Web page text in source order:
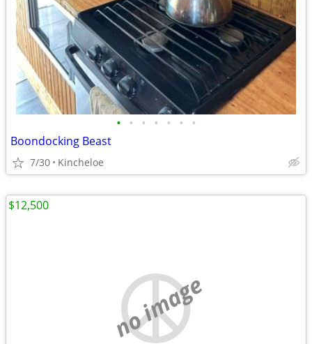
• • • • • • •
Boondocking Beast
7/30 Kincheloe
no image
$12,500